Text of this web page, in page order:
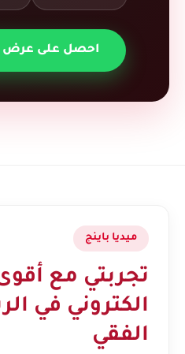
احصل على عرض
ميديا باينج
تجربتي مع
الكتروني في
الفقي